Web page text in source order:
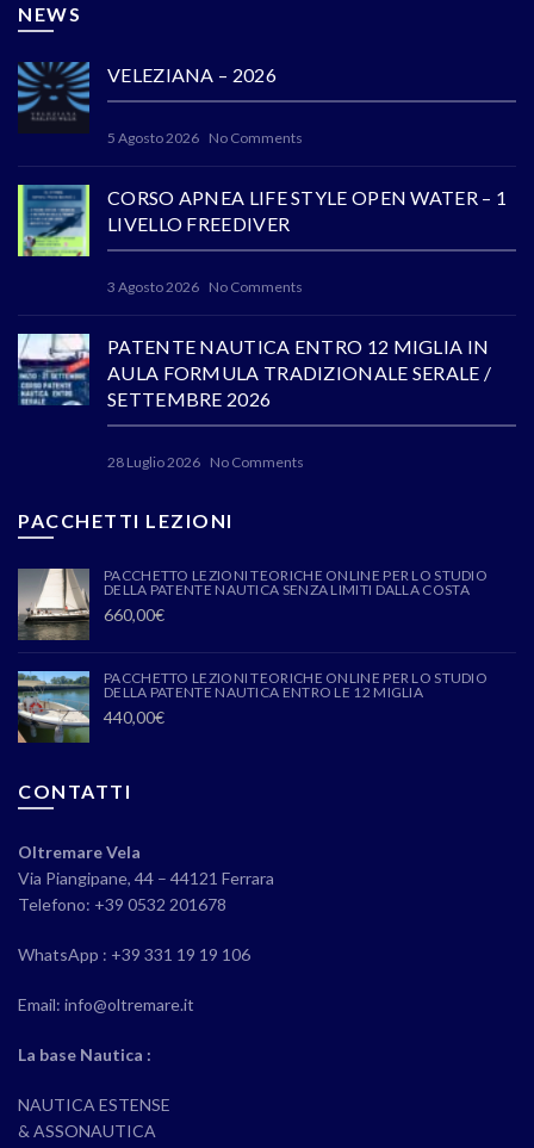
NEWS
VELEZIANA – 2026
5 Agosto 2026 No Comments
CORSO APNEA LIFE STYLE OPEN WATER – 1
LIVELLO FREEDIVER
3 Agosto 2026 No Comments
PATENTE NAUTICA ENTRO 12 MIGLIA IN
AULA FORMULA TRADIZIONALE SERALE /
SETTEMBRE 2026
28 Luglio 2026 No Comments
PACCHETTI LEZIONI
PACCHETTO LEZIONI TEORICHE ONLINE PER LO STUDIO
DELLA PATENTE NAUTICA SENZA LIMITI DALLA COSTA
660,00€
PACCHETTO LEZIONI TEORICHE ONLINE PER LO STUDIO
DELLA PATENTE NAUTICA ENTRO LE 12 MIGLIA
440,00€
CONTATTI
Oltremare Vela
Via Piangipane, 44 – 44121 Ferrara
Telefono: +39 0532 201678
WhatsApp : +39 331 19 19 106
Email: info@oltremare.it
La base Nautica :
NAUTICA ESTENSE
& ASSONAUTICA